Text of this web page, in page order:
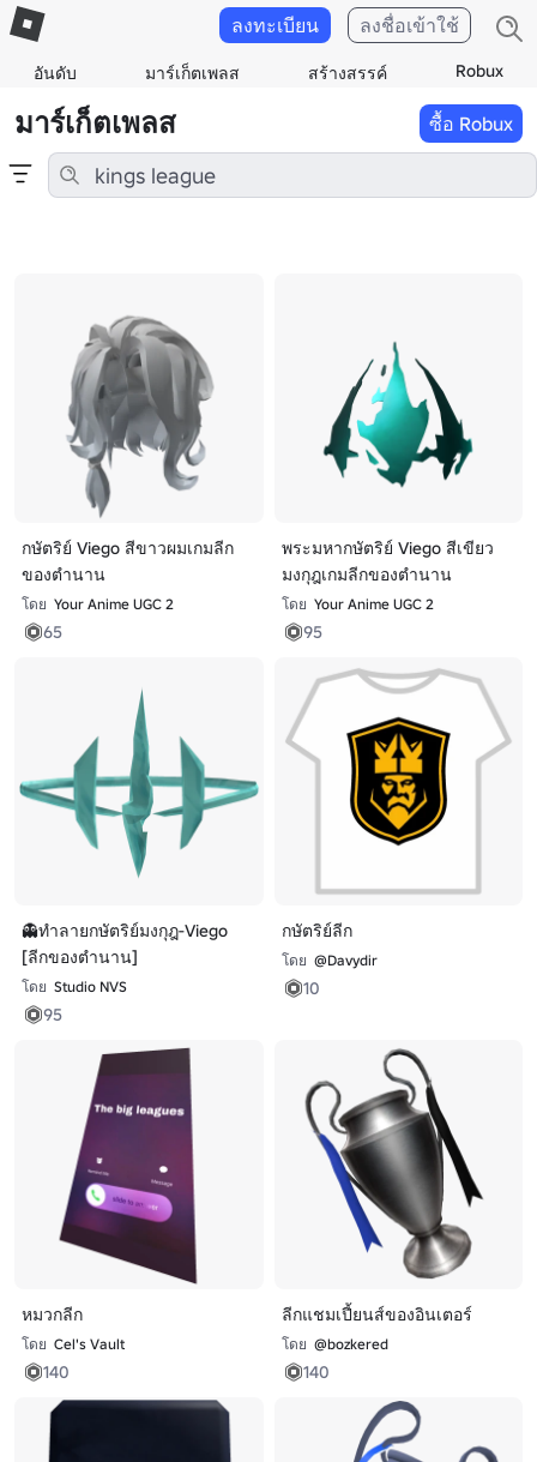
อันดับ มาร์เก็ตเพลส สร้างสรรค์ Robux
ลงทะเบียน ลงชื่อเข้าใช้
มาร์เก็ตเพลส ซื้อ Robux
กษัตริย์ Viego สีขาวผมเกมลีก
ของตํานาน
โดย Your Anime UGC 2
65
พระมหากษัตริย์ Viego สีเขียว
มงกุฎเกมลีกของตํานาน
โดย Your Anime UGC 2
95
👻ทําลายกษัตริย์มงกุฎ-Viego
[ลีกของตํานาน]
โดย Studio NVS
95
กษัตริย์ลีก
โดย @Davydir
10
หมวกลีก
โดย Cel's Vault
140
ลีกแชมเปี้ยนส์ของอินเตอร์
โดย @bozkered
140